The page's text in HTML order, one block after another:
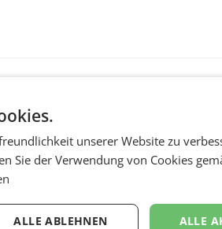
unserer Website zu
Sie der Verwendung von Cookies
ALLE
ALLE ABLEHNEN